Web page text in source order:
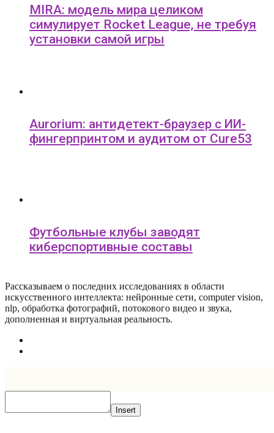
MIRA: модель мира целиком
симулирует Rocket League, не требуя
установки самой игры
Aurorium: антидетект-браузер с ИИ-
фингерпринтом и аудитом от Cure53
Футбольные клубы заводят
киберспортивные составы
Рассказываем о последних исследованиях в области
искусcтвенного интеллекта: нейронные сети, computer vision,
nlp, обработка фотографий, потокового видео и звука,
дополненная и виртуальная реальность.
Insert